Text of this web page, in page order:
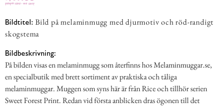
Bildtitel: Bild på melaminmugg med djurmotiv och röd-randigt
skogstema
Bildbeskrivning:
På bilden visas en melaminmugg som återfinns hos Melaminmuggar.se,
en specialbutik med brett sortiment av praktiska och tåliga
melaminmuggar. Muggen som syns här är från Rice och tillhör serien
Sweet Forest Print. Redan vid första anblicken dras ögonen till det